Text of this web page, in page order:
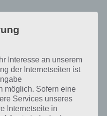
Interesse an unserem
der Internetseiten ist
möglich. Sofern eine
Services unseres
Internetseite in